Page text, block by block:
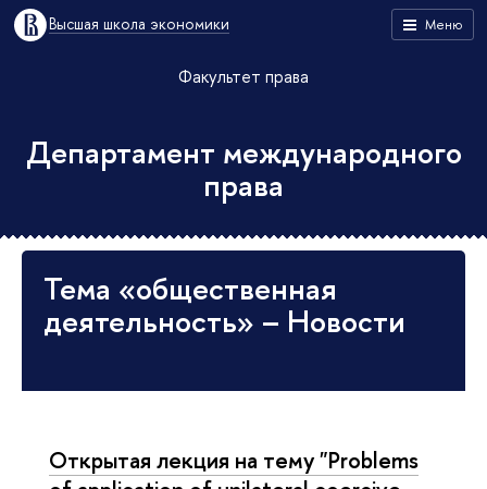
Меню
Высшая школа экономики
Факультет права
Департамент международного
права
Тема «общественная
деятельность» – Новости
Открытая лекция на тему "Problems